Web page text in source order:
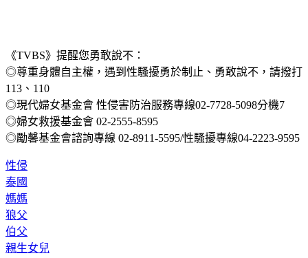
《TVBS》提醒您勇敢說不：
◎尊重身體自主權，遇到性騷擾勇於制止、勇敢說不，請撥打
113、110
◎現代婦女基金會 性侵害防治服務專線02-7728-5098分機7
◎婦女救援基金會 02-2555-8595
◎勵馨基金會諮詢專線 02-8911-5595/性騷擾專線04-2223-9595
性侵
泰國
媽媽
狼父
伯父
親生女兒